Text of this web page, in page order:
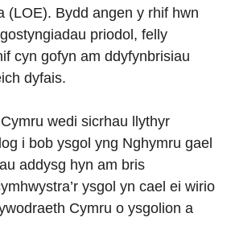
(LOE). Bydd angen y rhif hwn
priodol, felly
cyn gofyn am ddyfynbrisiau
dyfais.
wedi sicrhau llythyr
i bob ysgol yng Nghymru gael
addysg hyn am bris
ysgol yn cael ei wirio
Cymru o ysgolion a